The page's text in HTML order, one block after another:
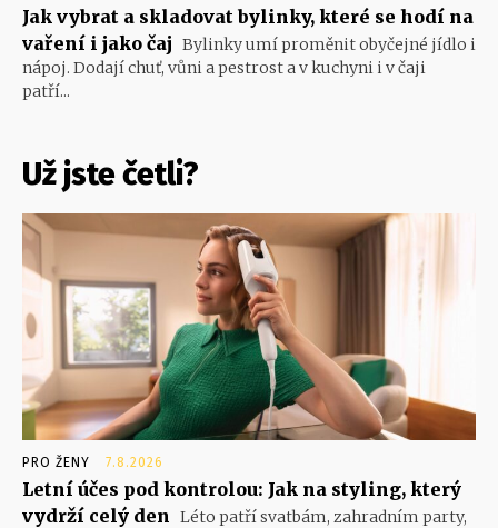
Jak vybrat a skladovat bylinky, které se hodí na
vaření i jako čaj Bylinky umí proměnit obyčejné jídlo i
nápoj. Dodají chuť, vůni a pestrost a v kuchyni i v čaji
patří...
Už jste četli?
PRO ŽENY 7.8.2026
Letní účes pod kontrolou: Jak na styling, který
vydrží celý den
Léto patří svatbám, zahradním party,